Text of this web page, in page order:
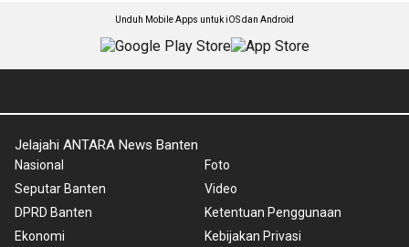
Unduh Mobile Apps untuk iOS dan Android
Jelajahi ANTARA News Banten
Nasional
Seputar Banten
DPRD Banten
Ekonomi
Foto
Video
Ketentuan Penggunaan
Kebijakan Privasi